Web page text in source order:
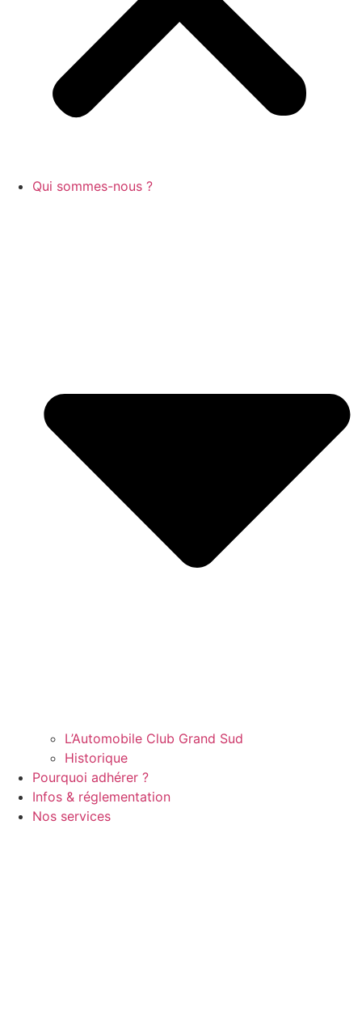
Qui sommes-nous ?
L’Automobile Club Grand Sud
Historique
Pourquoi adhérer ?
Infos & réglementation
Nos services